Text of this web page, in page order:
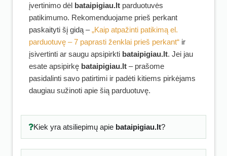
įvertinimo dėl bataipigiau.lt parduotuvės
patikimumo. Rekomenduojame prieš perkant
paskaityti šį gidą –„Kaip atpažinti patikimą el.
parduotuvę – 7 paprasti ženklai prieš perkant“ ir
įsivertinti ar saugu apsipirkti bataipigiau.lt. Jei jau
esate apsipirkę bataipigiau.lt – prašome
pasidalinti savo patirtimi ir padėti kitiems pirkėjams
daugiau sužinoti apie šią parduotuvę.
Kiek yra atsiliepimų apie bataipigiau.lt?